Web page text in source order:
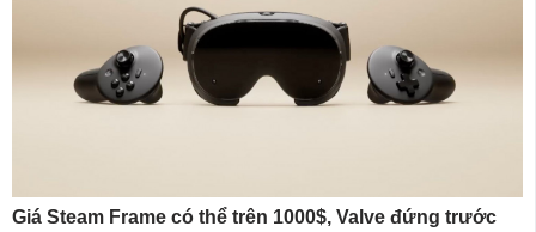
Giá Steam Frame có thể trên 1000$, Valve đứng trước